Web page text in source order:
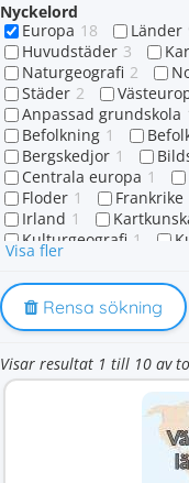
Nyckelord
Europa 18 Länder
Huvudstäder 3
Naturgeografi 2
Städer 2
Anpassad grundskola
Befolkning 1
Bergskedjor 1
Centrala europa 1
Floder 1 Frankrike
Irland 1
Kulturgeografi 1
Nationaliteter
Nordamerika 1
Världsdelar 1
Östra
Visa fler
Rensa sökning
Visar resultat 1 till 10 av